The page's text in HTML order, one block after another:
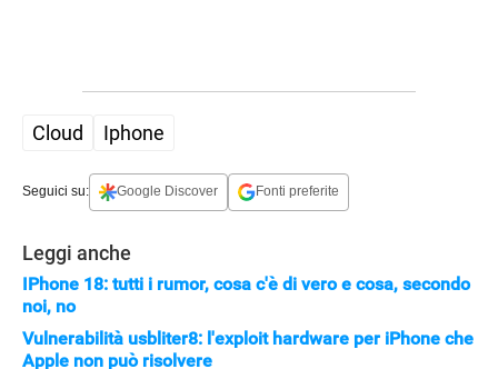
Cloud Iphone
Seguici su: Google Discover Fonti preferite
Leggi anche
IPhone 18: tutti i rumor, cosa c'è di vero e cosa, secondo
noi, no
Vulnerabilità usbliter8: l'exploit hardware per iPhone che
Apple non può risolvere